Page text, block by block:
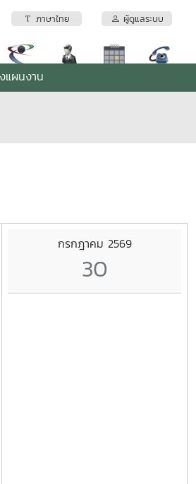
ภาษาไทย ผู้ดูแลระบบ
แผนงาน
กรกฎาคม 2569
30